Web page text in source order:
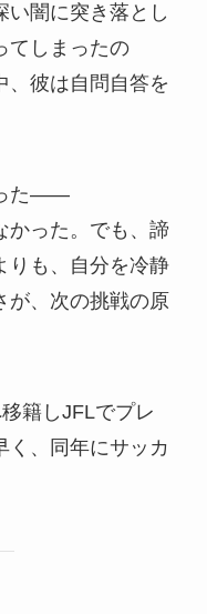
い闇に突き落とし
てしまったの
、彼は自問自答を
た――
かった。でも、諦
りも、自分を冷静
が、次の挑戦の原
籍しJFLでプレ
く、同年にサッカ